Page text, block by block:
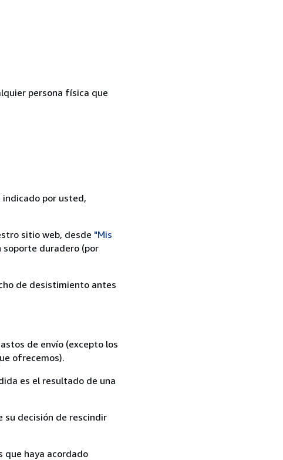
persona física que
por usted,
sitio web, desde "Mis
soporte duradero (por
de desistimiento antes
de envío (excepto los
ofrecemos).
es el resultado de una
su decisión de rescindir
que haya acordado